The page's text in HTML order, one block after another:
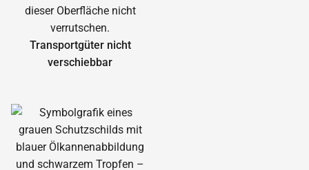
Transportgüter nicht
verschiebbar